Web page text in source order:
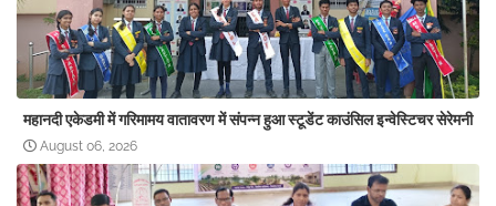
महानदी एकेडमी में गरिमामय वातावरण में संपन्न हुआ स्टूडेंट काउंसिल इन्वेस्टिचर सेरेमनी
August 06, 2026